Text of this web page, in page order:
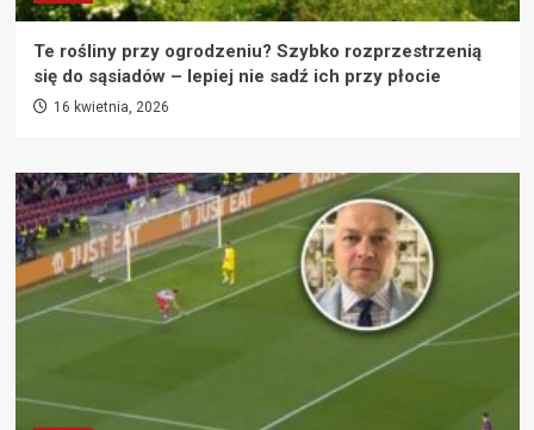
Te rośliny przy ogrodzeniu? Szybko rozprzestrzenią
się do sąsiadów – lepiej nie sadź ich przy płocie
16 kwietnia, 2026